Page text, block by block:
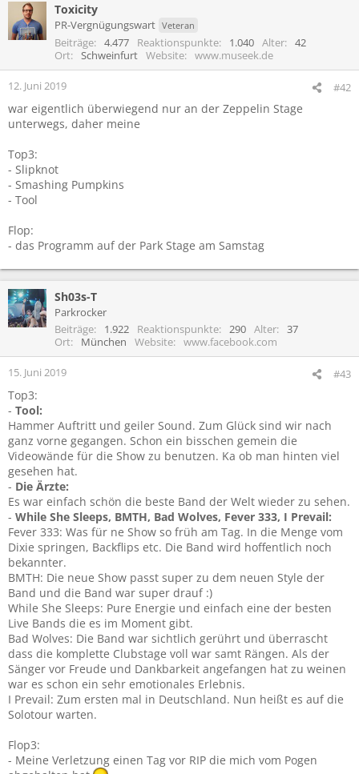
Toxicity
PR-Vergnügungswart Veteran
Beiträge 4.477 Reaktionspunkte 1.040 Alter
42
Ort
Schweinfurt Website www.museek.de
12. Juni 2019 #42
war eigentlich überwiegend nur an der Zeppelin Stage
unterwegs, daher meine
Top3:
- Slipknot
- Smashing Pumpkins
- Tool
Flop:
- das Programm auf der Park Stage am Samstag
Sh03s-T
Parkrocker
Beiträge
1.922 Reaktionspunkte 290 Alter
37
Ort
München Website www.facebook.com
15. Juni 2019 #43
Top3:
- Tool:
Hammer Auftritt und geiler Sound. Zum Glück sind wir nach
ganz vorne gegangen. Schon ein bisschen gemein die
Videowände für die Show zu benutzen. Ka ob man hinten viel
gesehen hat.
- Die Ärzte:
Es war einfach schön die beste Band der Welt wieder zu sehen.
- While She Sleeps, BMTH, Bad Wolves, Fever 333, I Prevail:
Fever 333: Was für ne Show so früh am Tag. In die Menge vom
Dixie springen, Backflips etc. Die Band wird hoffentlich noch
bekannter.
BMTH: Die neue Show passt super zu dem neuen Style der
Band und die Band war super drauf :)
While She Sleeps: Pure Energie und einfach eine der besten
Live Bands die es im Moment gibt.
Bad Wolves: Die Band war sichtlich gerührt und überrascht
dass die komplette Clubstage voll war samt Rängen. Als der
Sänger vor Freude und Dankbarkeit angefangen hat zu weinen
war es schon ein sehr emotionales Erlebnis.
I Prevail: Zum ersten mal in Deutschland. Nun heißt es auf die
Solotour warten.
Flop3:
- Meine Verletzung einen Tag vor RIP die mich vom Pogen